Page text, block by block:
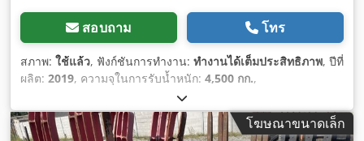
สอบถาม โทร
สภาพ: ใช้แล้ว, ฟังก์ชันการทำงาน: ทำงานได้เต็มประสิทธิภาพ, ปีที่
ผลิต: 2019, ความจุในการรับน้ำหนัก: 4,500 กก.,
โฆษณาขนาดเล็ก